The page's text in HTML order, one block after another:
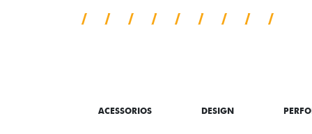
ACESSORIOS DESIGN